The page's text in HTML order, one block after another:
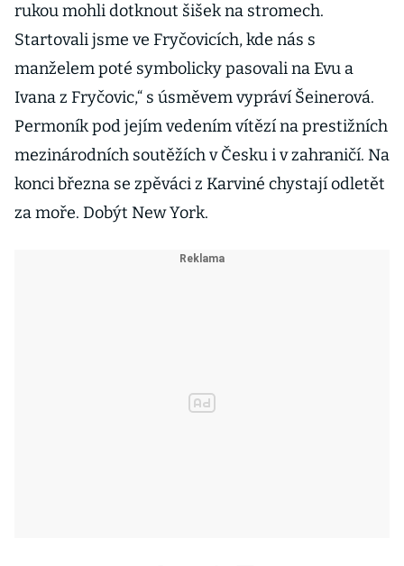
rukou mohli dotknout šišek na stromech.
Startovali jsme ve Fryčovicích, kde nás s
manželem poté symbolicky pasovali na Evu a
Ivana z Fryčovic,“ s úsměvem vypráví Šeinerová.
Permoník pod jejím vedením vítězí na prestižních
mezinárodních soutěžích v Česku i v zahraničí. Na
konci března se zpěváci z Karviné chystají odletět
za moře. Dobýt New York.